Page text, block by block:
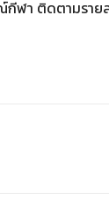
ฬา ติดตามราย